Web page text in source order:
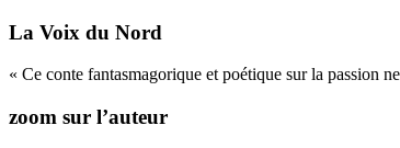
La Voix du Nord
« Ce conte fantasmagorique et poétique sur la passion
zoom sur l’auteur